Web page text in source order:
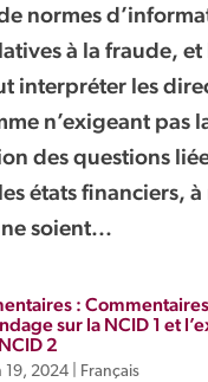
normes
à la fraude, et
interpréter les
n’exigeant pas
des questions
états financiers, à
soient...
:
sur la NCID 1 et
2
19, 2024| Français